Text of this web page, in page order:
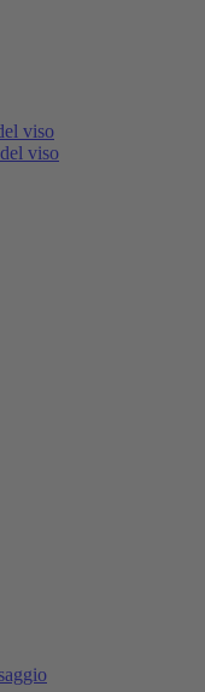
viso
viso